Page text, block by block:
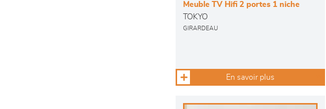
Meuble TV Hifi 2 portes 1 niche
TOKYO
GIRARDEAU
En savoir plus